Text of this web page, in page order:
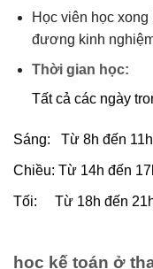
Học viên học
đương kinh
Thời gian học:
Tất cả các ngày
Sáng: Từ 8h đến 11h
Chiều: Từ 14h đến
Tối: Từ 18h đến
học kế toán ở